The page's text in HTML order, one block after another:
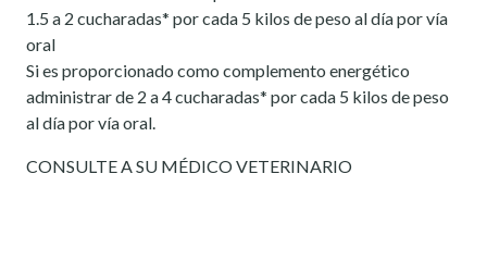
1.5 a 2 cucharadas* por cada 5 kilos de peso al día por vía
oral
Si es proporcionado como complemento energético
administrar de 2 a 4 cucharadas* por cada 5 kilos de peso
al día por vía oral.
CONSULTE A SU MÉDICO VETERINARIO